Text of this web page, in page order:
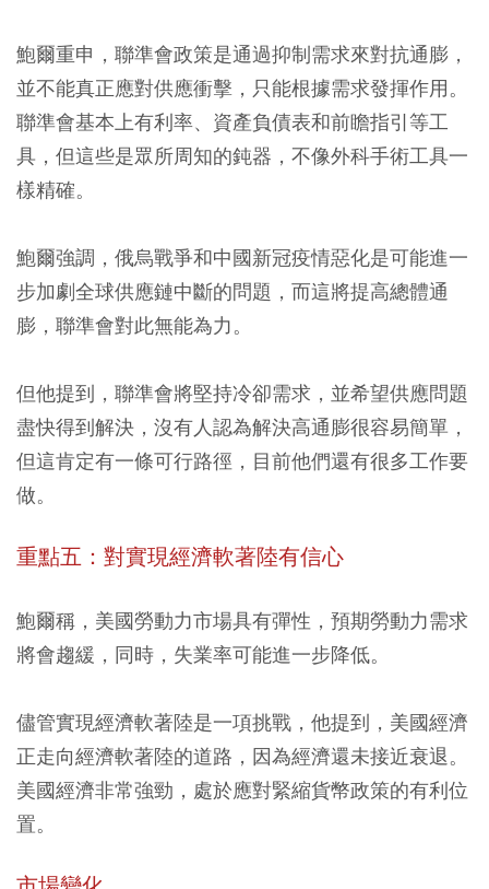
鮑爾重申，聯準會政策是通過抑制需求來對抗通膨，
並不能真正應對供應衝擊，只能根據需求發揮作用。
聯準會基本上有利率、資產負債表和前瞻指引等工
具，但這些是眾所周知的鈍器，不像外科手術工具一
樣精確。
鮑爾強調，俄烏戰爭和中國新冠疫情惡化是可能進一
步加劇全球供應鏈中斷的問題，而這將提高總體通
膨，聯準會對此無能為力。
但他提到，聯準會將堅持冷卻需求，並希望供應問題
盡快得到解決，沒有人認為解決高通膨很容易簡單，
但這肯定有一條可行路徑，目前他們還有很多工作要
做。
重點五：對實現經濟軟著陸有信心
鮑爾稱，美國勞動力市場具有彈性，預期勞動力需求
將會趨緩，同時，失業率可能進一步降低。
儘管實現經濟軟著陸是一項挑戰，他提到，美國經濟
正走向經濟軟著陸的道路，因為經濟還未接近衰退。
美國經濟非常強勁，處於應對緊縮貨幣政策的有利位
置。